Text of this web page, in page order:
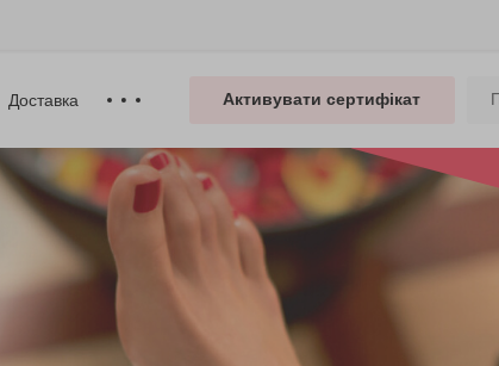
Доставка Активувати сертифікат